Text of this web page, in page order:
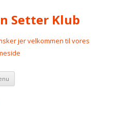
Setter Klub
jer velkommen til vores
Videre
indhold